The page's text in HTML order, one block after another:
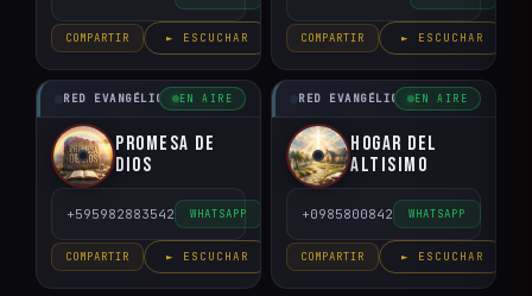
COMPARTIR ► ESCUCHAR COMPARTIR ► ESCUCHAR
RED EVANGÉLICO DEL PARAGUAY
EN AIRE
Promesa de
Dios
+595982883542 WHATSAPP
COMPARTIR ► ESCUCHAR
RED EVANGÉLICO DEL PARAGUAY
EN AIRE
Hogar del
Altisimo
+0985800842 WHATSAPP
COMPARTIR ► ESCUCHAR